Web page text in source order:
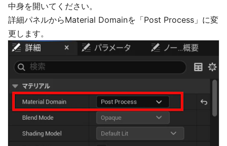
中身を開いてください。
詳細パネルからMaterial Domainを「Post Process」に変
更します。